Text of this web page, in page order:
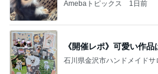
Amebaトピックス 1日前
《開催レポ》可愛い作品
石川県金沢市ハンドメイド